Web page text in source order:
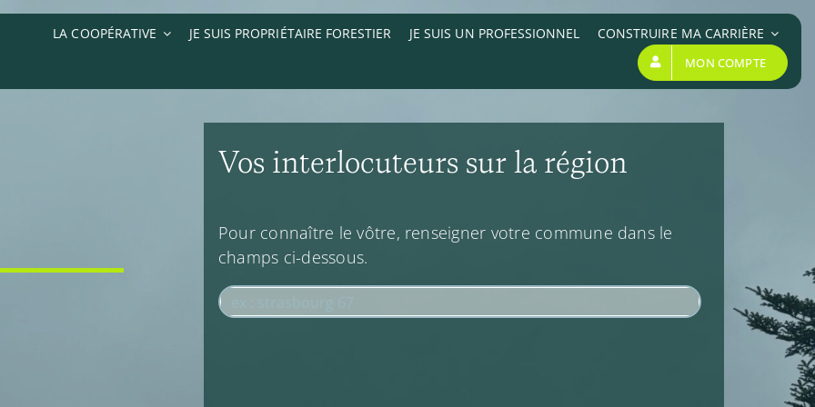
LA COOPÉRATIVE JE SUIS PROPRIÉTAIRE FORESTIER JE SUIS UN PROFESSIONNEL CONSTRUIRE MA CARRIÈRE
MON COMPTE
Vos interlocuteurs sur la région
Pour connaître le vôtre, renseigner votre commune dans le
champs ci-dessous.